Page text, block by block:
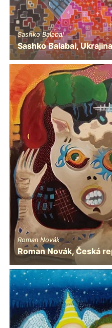
Sashko Balabai
Sashko Balabai, Ukrajina
Roman Novák
Roman Novák, Česká